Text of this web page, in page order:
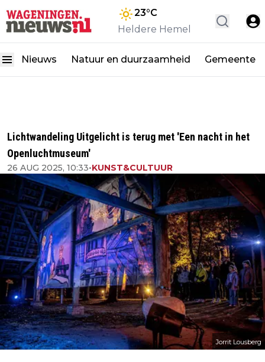
23°C
Heldere Hemel
Nieuws Natuur en duurzaamheid Gemeente
Lichtwandeling Uitgelicht is terug met 'Een nacht in het
Openluchtmuseum'
26 AUG 2025, 10:33•KUNST&CULTUUR
Jorrit Lousberg